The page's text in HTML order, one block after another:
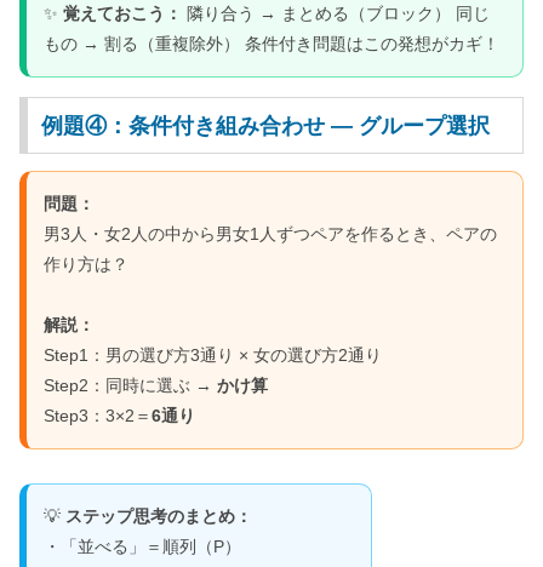
✨ 覚えておこう：
隣り合う → まとめる（ブロック） 同じ
もの → 割る（重複除外） 条件付き問題はこの発想がカギ！
例題④：条件付き組み合わせ ― グループ選択
問題：
男3人・女2人の中から男女1人ずつペアを作るとき、ペアの
作り方は？
解説：
Step1：男の選び方3通り × 女の選び方2通り
Step2：同時に選ぶ → かけ算
Step3：3×2＝6通り
💡 ステップ思考のまとめ：
・「並べる」＝順列（P）